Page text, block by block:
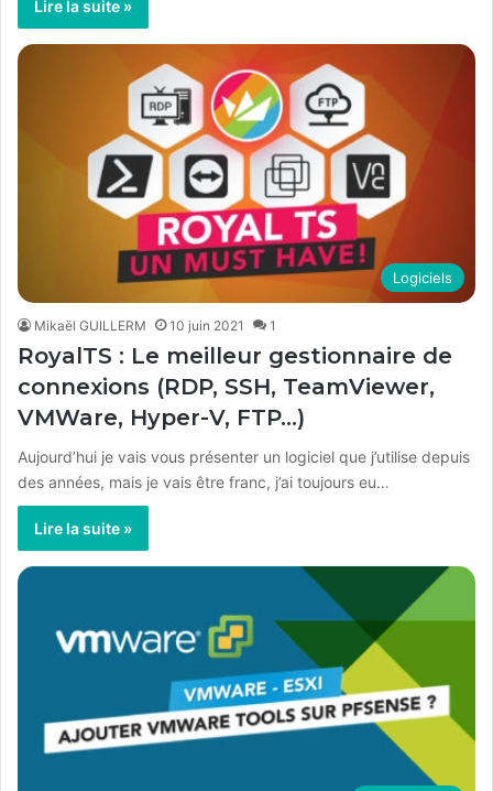
Lire la suite »
Logiciels
Mikaël GUILLERM 10 juin 2021 1
RoyalTS : Le meilleur gestionnaire de
connexions (RDP, SSH, TeamViewer,
VMWare, Hyper-V, FTP…)
Aujourd’hui je vais vous présenter un logiciel que j’utilise depuis
des années, mais je vais être franc, j’ai toujours eu…
Lire la suite »